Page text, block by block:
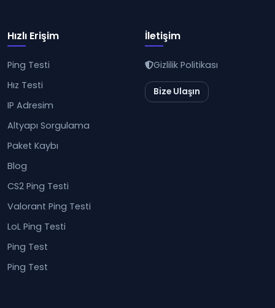
Hızlı Erişim
Ping Testi
Hız Testi
IP Adresim
Altyapı Sorgulama
Paket Kaybı
Blog
CS2 Ping Testi
Valorant Ping Testi
LoL Ping Testi
Ping Test
Ping Test
İletişim
Gizlilik Politikası
Bize Ulaşın